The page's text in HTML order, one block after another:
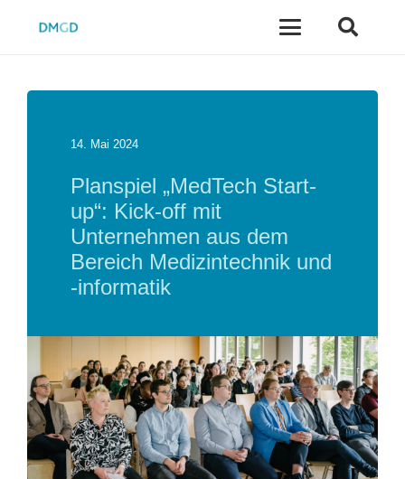
14. Mai 2024
Planspiel „MedTech Start-
up“: Kick-off mit
Unternehmen aus dem
Bereich Medizintechnik und
-informatik